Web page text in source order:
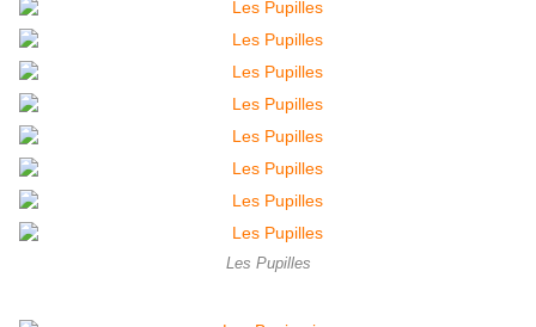
Les Pupilles